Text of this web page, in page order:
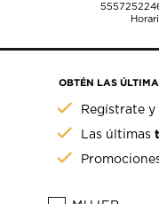
OBTÉN LAS
Regístrate
Las últimas